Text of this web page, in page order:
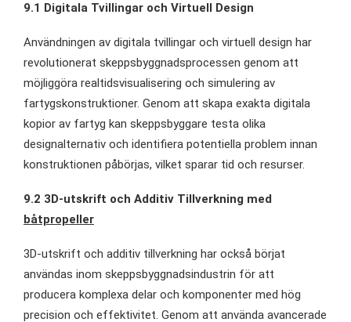
9.1 Digitala Tvillingar och Virtuell Design
Användningen av digitala tvillingar och virtuell design har
revolutionerat skeppsbyggnadsprocessen genom att
möjliggöra realtidsvisualisering och simulering av
fartygskonstruktioner. Genom att skapa exakta digitala
kopior av fartyg kan skeppsbyggare testa olika
designalternativ och identifiera potentiella problem innan
konstruktionen påbörjas, vilket sparar tid och resurser.
9.2 3D-utskrift och Additiv Tillverkning med
båtpropeller
3D-utskrift och additiv tillverkning har också börjat
användas inom skeppsbyggnadsindustrin för att
producera komplexa delar och komponenter med hög
precision och effektivitet. Genom att använda avancerade